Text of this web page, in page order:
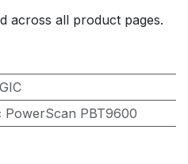
across all product pages.
PowerScan PBT9600